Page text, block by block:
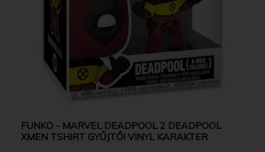
FUNKO - MARVEL DEADPOOL 2 DEADPOOL
XMEN TSHIRT GYŰJTŐI VINYL KARAKTER